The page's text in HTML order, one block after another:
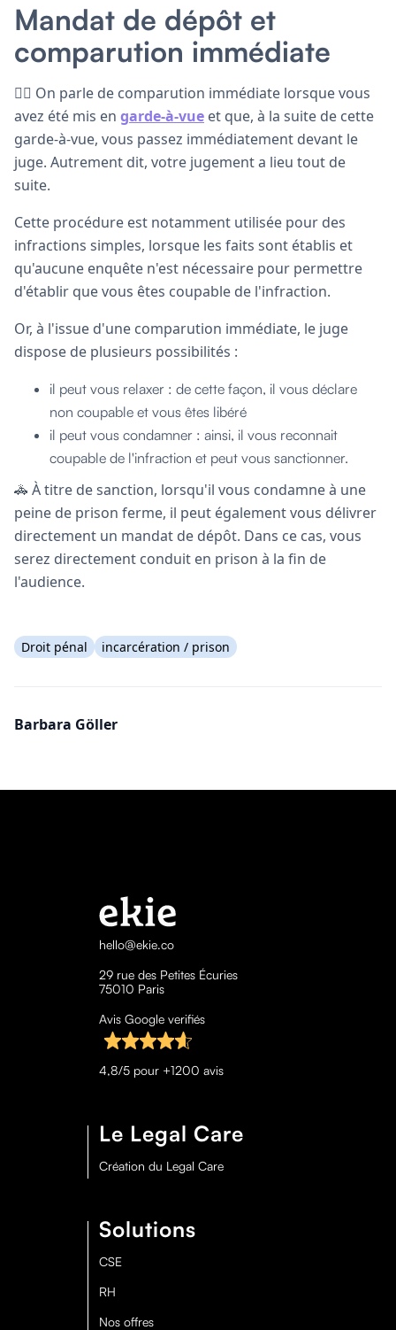
Mandat de dépôt et
comparution immédiate
🧑‍⚖️ On parle de comparution immédiate lorsque vous
avez été mis en garde-à-vue et que, à la suite de cette
garde-à-vue, vous passez immédiatement devant le
juge. Autrement dit, votre jugement a lieu tout de
suite.
Cette procédure est notamment utilisée pour des
infractions simples, lorsque les faits sont établis et
qu'aucune enquête n'est nécessaire pour permettre
d'établir que vous êtes coupable de l'infraction.
Or, à l'issue d'une comparution immédiate, le juge
dispose de plusieurs possibilités :
il peut vous relaxer : de cette façon, il vous déclare
non coupable et vous êtes libéré
il peut vous condamner : ainsi, il vous reconnait
coupable de l'infraction et peut vous sanctionner.
🚓 À titre de sanction, lorsqu'il vous condamne à une
peine de prison ferme, il peut également vous délivrer
directement un mandat de dépôt. Dans ce cas, vous
serez directement conduit en prison à la fin de
l'audience.
Droit pénal incarcération / prison
Barbara Göller
hello@ekie.co
29 rue des Petites Écuries
75010 Paris
Avis Google verifiés
4,8/5 pour +1200 avis
Le Legal Care
Création du Legal Care
Solutions
CSE
RH
Nos offres